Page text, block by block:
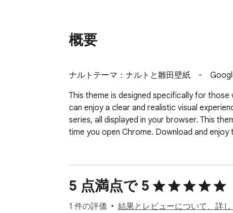
概要
ナルトテーマ：ナルトと雛田壁紙　-　
This theme is designed specifically for
can enjoy a clear and realistic visual
series, all displayed in your browser. This
time you open Chrome. Download and
5 点満点で 5
1 件の評価 結果とレビューについて、詳し